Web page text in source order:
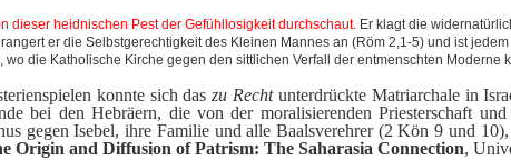
dieser heidnischen Pest der Gefühllosigkeit durchschaut. Er klagt die
er die Selbstgerechtigkeit des Kleinen Mannes an (Röm 2,1-5) und ist
die Katholische Kirche gegen den sittlichen Verfall der entmenschten Moderne
konnte sich das zu Recht unterdrückte Matriarchale in
bei den Hebräern, die von der moralisierenden Priesterschaft
gegen Isebel, ihre Familie und alle Baalsverehrer (2 Kön 9 und
Origin and Diffusion of Patrism: The Saharasia Connection,